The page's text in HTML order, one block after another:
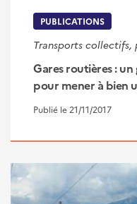
PUBLICATIONS
Transports
Gares routières :
pour mener à bien
Publié le 21/11/2017